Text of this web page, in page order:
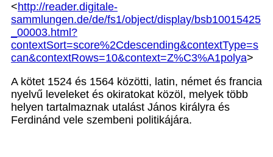
<http://reader.digitale-
sammlungen.de/de/fs1/object/display/bsb10015425
_00003.html?
contextSort=score%2Cdescending&contextType=s
can&contextRows=10&context=Z%C3%A1polya>
A kötet 1524 és 1564 közötti, latin, német és francia
nyelvű leveleket és okiratokat közöl, melyek több
helyen tartalmaznak utalást János királyra és
Ferdinánd vele szembeni politikájára.